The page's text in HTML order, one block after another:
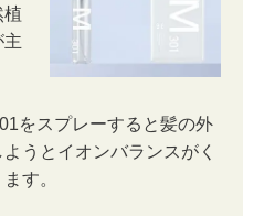
植
主
をスプレーすると髪の外
うとイオンバランスがく
す。